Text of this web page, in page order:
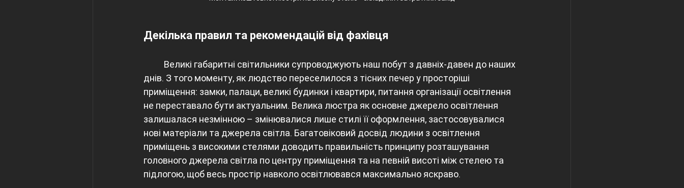
Декілька правил та рекомендацій від фахівця
днів. З того моменту, як людство переселилося з тісних печер у просторіші
приміщення: замки, палаци, великі будинки і квартири, питання організації освітлення
не переставало бути актуальним. Велика люстра як основне джерело освітлення
залишалася незмінною – змінювалися лише стилі її оформлення, застосовувалися
нові матеріали та джерела світла. Багатовіковий досвід людини з освітлення
приміщень з високими стелями доводить правильність принципу розташування
головного джерела світла по центру приміщення та на певній висоті між стелею та
підлогою, щоб весь простір навколо освітлювався максимально яскраво.